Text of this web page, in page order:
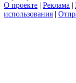
О проекте | Реклама |
использования |